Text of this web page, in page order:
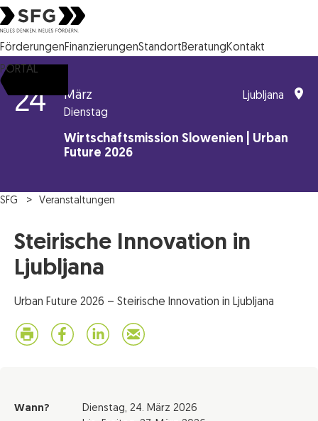
Steirische Wirtschaftsförderungsgesellschaft mbH SFG Logo
FörderungenFinanzierungenStandortBeratungKontakt
PORTAL
24 März
Dienstag
Wirtschaftsmission Slowenien | Urban
Future 2026
Ljubljana
SFG Veranstaltungen
Steirische Innovation in
Ljubljana
Urban Future 2026 – Steirische Innovation in Ljubljana
Wann? Dienstag, 24. März 2026